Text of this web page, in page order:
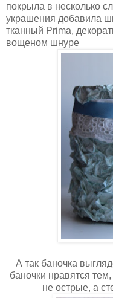
покрыла в несколько
украшения добавила
тканный Prima,
вощеном шнуре
А так баночка
баночки нравятся
не острые, а